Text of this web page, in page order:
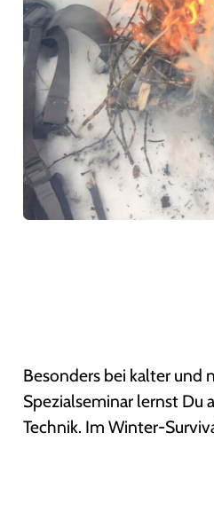
Besonders bei kalter und
Spezialseminar lernst Du
Technik. Im Winter-